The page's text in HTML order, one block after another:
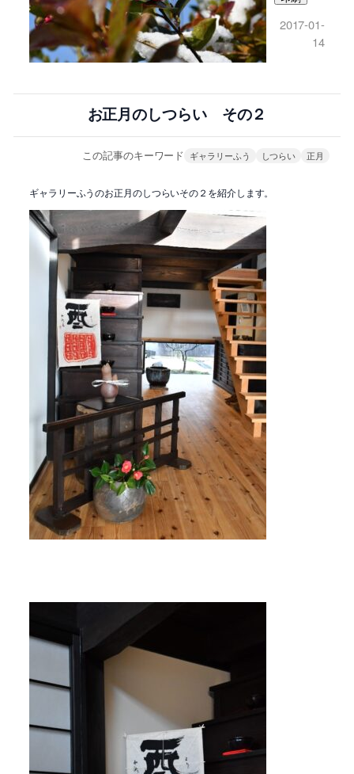
2017-01-
14
お正月のしつらい その２
この記事のキーワード ギャラリーふう しつらい 正月
ギャラリーふうのお正月のしつらいその２を紹介します。